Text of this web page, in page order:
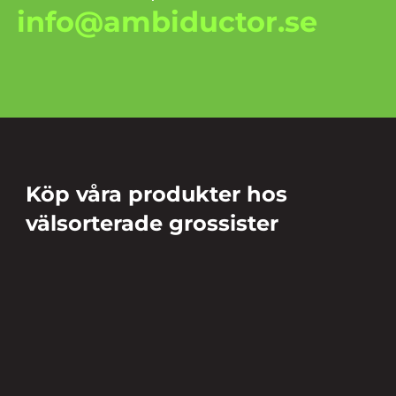
info@ambiductor.se
Köp våra produkter hos
välsorterade grossister